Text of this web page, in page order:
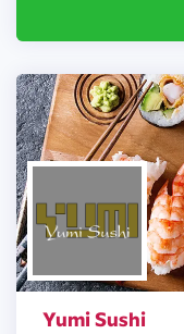
Yumi Sushi